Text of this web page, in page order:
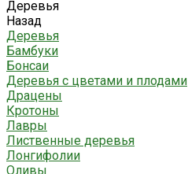
Деревья
Назад
Деревья
Бамбуки
Бонсаи
Деревья с цветами и плодами
Драцены
Кротоны
Лавры
Лиственные деревья
Лонгифолии
Оливы